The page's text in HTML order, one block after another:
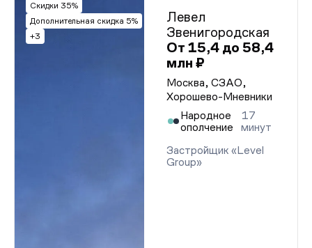
Скидки 35%
Дополнительная скидка 5%
+3
Левел
Звенигородская
От 15,4 до 58,4
млн ₽
Москва, СЗАО,
Хорошево-Мневники
Народное
ополчение
17
минут
Застройщик «Level
Group»